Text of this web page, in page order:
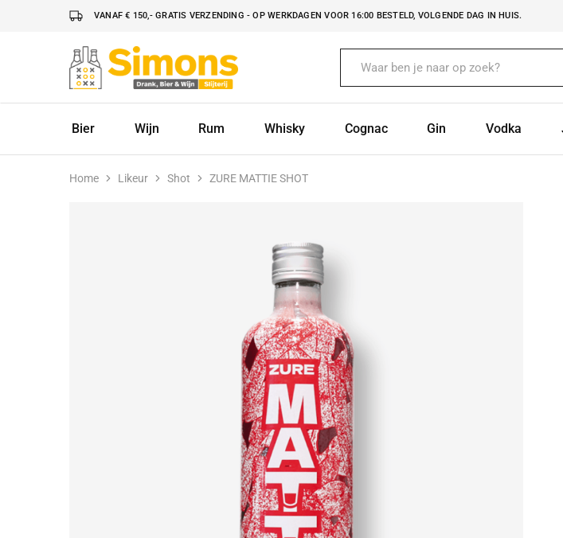
VANAF € 150,- GRATIS VERZENDING - OP WERKDAGEN VOOR 16:00 BESTELD, VOLGENDE DAG IN HUIS.
Simonsdrank.nl
Drank,
Bier
Bier
Wijn Rum Whisky Cognac Gin Vodka
Home Likeur Shot ZURE MATTIE SHOT